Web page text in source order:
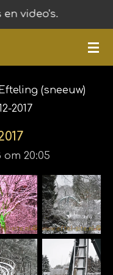
en video's.
Efteling (sneeuw)
2017
20:05